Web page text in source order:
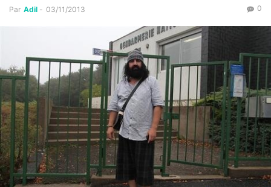
Par Adil - 03/11/2013 0